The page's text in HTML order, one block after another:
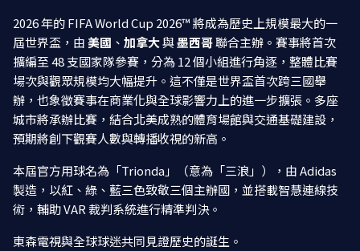
2026 年的 FIFA World Cup 2026™ 將成為歷史上規模最大的一
屆世界盃，由美國 、 加拿大與墨西哥聯合主辦。賽事將首次
擴編至 48 支國家隊參賽，分為 12 個小組進行角逐，整體比賽
場次與觀眾規模均大幅提升。這不僅是世界盃首次跨三國舉
辦，也象徵賽事在商業化與全球影響力上的進一步擴張。多座
城市將承辦比賽，結合北美成熟的體育場館與交通基礎建設，
預期將創下觀賽人數與轉播收視的新高。
本屆官方用球名為「Trionda」（意為「三浪」），由 Adidas
製造，以紅、綠、藍三色致敬三個主辦國，並搭載智慧連線技
術，輔助 VAR 裁判系統進行精準判決。
東森電視與全球球迷共同見證歷史的誕生。